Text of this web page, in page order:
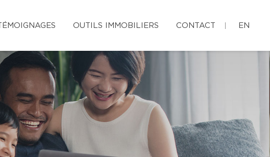
TÉMOIGNAGES OUTILS IMMOBILIERS CONTACT EN